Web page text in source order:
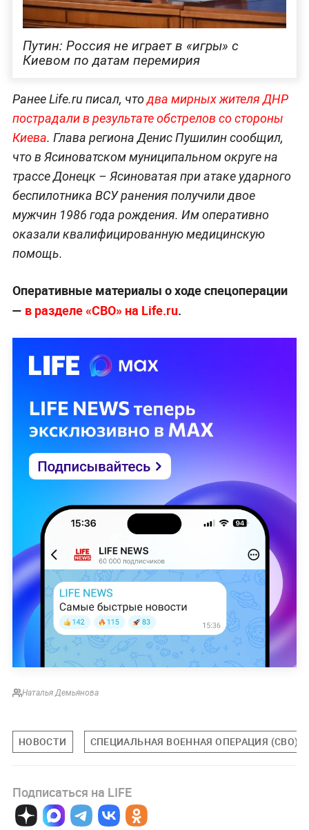
Путин: Россия не играет в «игры» с
Киевом по датам перемирия
Ранее Life.ru писал, чтодва мирных жителя ДНР
пострадали в результате обстрелов со стороны
Киева. Глава региона Денис Пушилин сообщил,
что в Ясиноватском муниципальном округе на
трассе Донецк – Ясиноватая при атаке ударного
беспилотника ВСУ ранения получили двое
мужчин 1986 года рождения. Им оперативно
оказали квалифицированную медицинскую
помощь.
Оперативные материалы о ходе спецоперации
— в разделе «СВО» на Life.ru.
Наталья Демьянова
НОВОСТИ СПЕЦИАЛЬНАЯ ВОЕННАЯ ОПЕРАЦИЯ (СВО)
Подписаться на LIFE